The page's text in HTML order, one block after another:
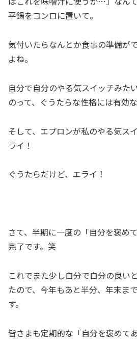
平鍋をコンロに置いて。
気付いたらなんとか食事の準備が
よね。
自分で自分のやる気スイッチみた
のって、ぐうたらな性格には有効
そして、エプロンが私のやる気ス
ライ！
ぐうたらだけど、エライ！
さて、半期に一度の「自分を褒め
完了です。笑
これでまた少し自分で自分の良い
たので、今年もあと半分、年末ま
す。
皆さまも定期的な「自分を褒めて